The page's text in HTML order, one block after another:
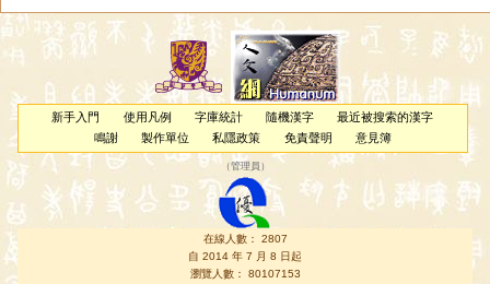
新手入門 使用凡例 字庫統計 隨機漢字
最近被搜索的漢字
鳴謝
製作單位 私隱政策 免責聲明 意見簿
（管理員 ）
在線人數： 2807
自 2014 年 7 月 8 日起
瀏覽人數： 80107153